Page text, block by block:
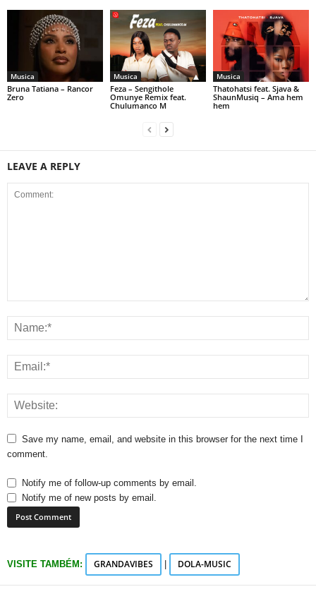
Musica
Bruna Tatiana – Rancor
Zero
Musica
Feza – Sengithole
Omunye Remix feat.
Chulumanco M
Musica
Thatohatsi feat. Sjava &
ShaunMusiq – Ama hem
hem
LEAVE A REPLY
Save my name, email, and website in this browser for the next time I
comment.
Notify me of follow-up comments by email.
Notify me of new posts by email.
VISITE TAMBÉM: GRANDAVIBES DOLA-MUSIC